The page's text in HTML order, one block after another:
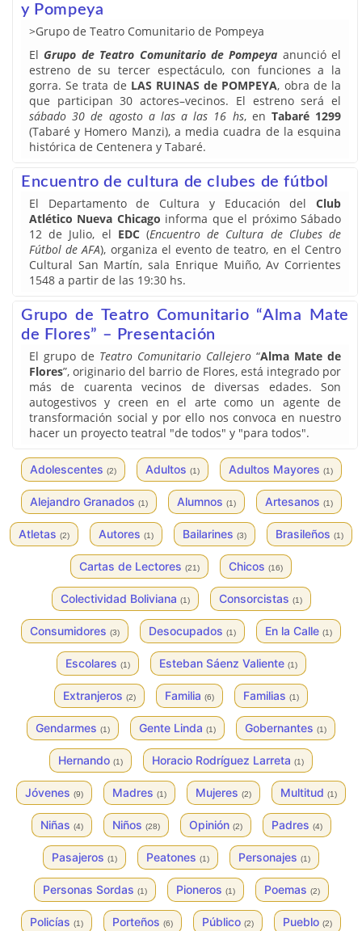
y Pompeya
>Grupo de Teatro Comunitario de Pompeya
El Grupo de Teatro Comunitario de Pompeya anunció el
estreno de su tercer espectáculo, con funciones a la
gorra. Se trata de LAS RUINAS de POMPEYA, obra de la
que participan 30 actores–vecinos. El estreno será el
sábado 30 de agosto a las a las 16 hs, en Tabaré 1299
(Tabaré y Homero Manzi), a media cuadra de la esquina
histórica de Centenera y Tabaré.
Encuentro de cultura de clubes de fútbol
El Departamento de Cultura y Educación del Club
Atlético Nueva Chicago informa que el próximo Sábado
12 de Julio, el EDC(Encuentro de Cultura de Clubes de
Fútbol de AFA), organiza el evento de teatro, en el Centro
Cultural San Martín, sala Enrique Muiño, Av Corrientes
1548 a partir de las 19:30 hs.
Grupo de Teatro Comunitario “Alma Mate
de Flores” – Presentación
El grupo de Teatro Comunitario Callejero “Alma Mate de
Flores”, originario del barrio de Flores, está integrado por
más de cuarenta vecinos de diversas edades. Son
autogestivos y creen en el arte como un agente de
transformación social y por ello nos convoca en nuestro
hacer un proyecto teatral "de todos" y "para todos".
Adolescentes (2) Adultos (1) Adultos Mayores (1)
Alejandro Granados (1) Alumnos (1) Artesanos (1)
Atletas (2) Autores (1) Bailarines (3) Brasileños (1)
Cartas de Lectores (21) Chicos (16)
Colectividad Boliviana (1) Consorcistas (1)
Consumidores (3) Desocupados (1) En la Calle (1)
Escolares (1) Esteban Sáenz Valiente (1)
Extranjeros (2) Familia (6) Familias (1)
Gendarmes (1) Gente Linda (1) Gobernantes (1)
Hernando (1) Horacio Rodríguez Larreta (1)
Jóvenes (9) Madres (1) Mujeres (2) Multitud (1)
Niñas (4) Niños (28) Opinión (2) Padres (4)
Pasajeros (1) Peatones (1) Personajes (1)
Personas Sordas (1) Pioneros (1) Poemas (2)
Policías (1) Porteños (6) Público (2) Pueblo (2)